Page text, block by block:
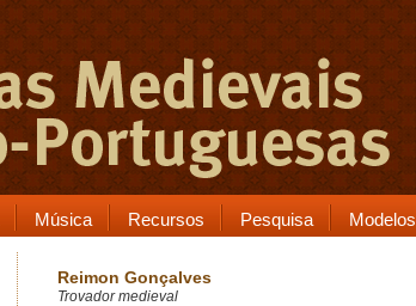
Música Recursos Pesquisa
Reimon Gonçalves
Trovador medieval